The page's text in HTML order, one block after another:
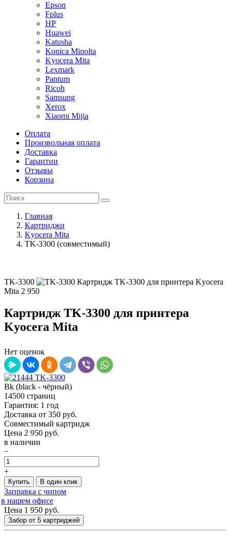
Epson
Fplus
HP
Huawei
Katusha
Konica Minolta
Kyocera Mita
Lexmark
Pantum
Ricoh
Samsung
Xerox
Xiaomi Mijia
Оплата
Произвольная оплата
Доставка
Гарантии
Отзывы
Корзина
Главная
Картриджи
Kyocera Mita
TK-3300 (совместимый)
TK-3300
Картридж TK-3300 для принтера Kyocera
Mita 2 950
Картридж TK-3300 для принтера
Kyocera Mita
Нет оценок
Bk (black - чёрный)
14500 страниц
Гарантия: 1 год
Доставка от 350 руб.
Совместимый картридж
Цена 2 950 руб.
в наличии
−
+
Купить В один клик
Заправка с чипом
в нашем офисе
Цена 1 950 руб.
Забор от 5 картриджей